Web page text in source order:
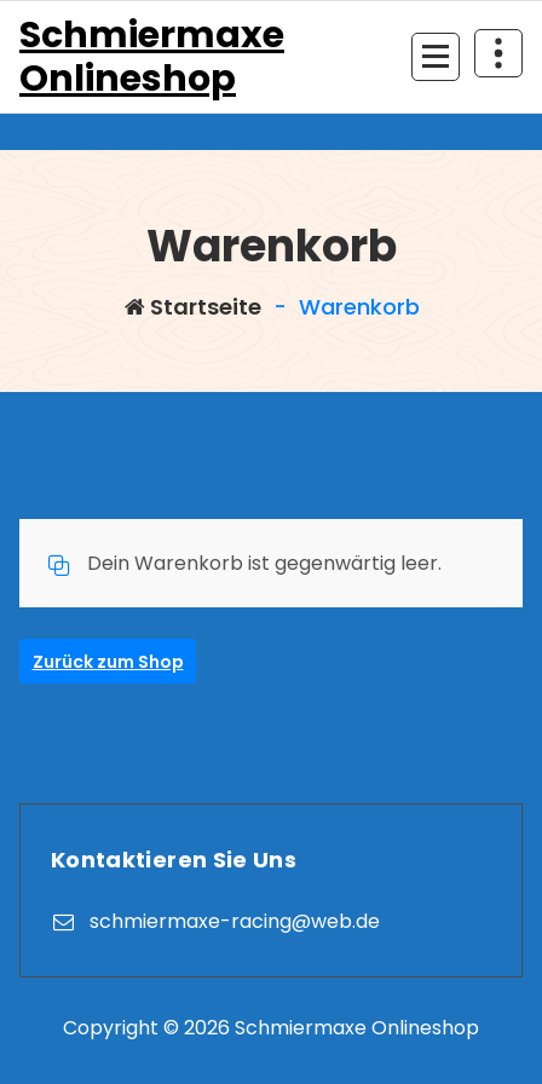
Inhalt
springen
Schmiermaxe
Onlineshop
Warenkorb
Startseite- Warenkorb
Dein Warenkorb ist gegenwärtig leer.
Zurück zum Shop
Kontaktieren Sie Uns
schmiermaxe-racing@web.de
Copyright © 2026 Schmiermaxe Onlineshop